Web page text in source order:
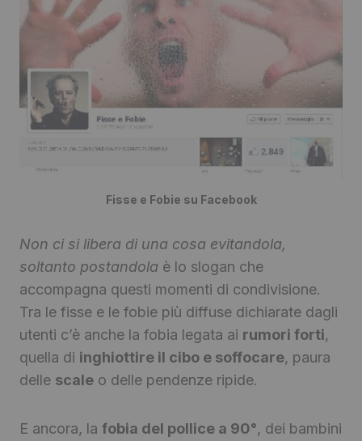
Fisse e Fobie su Facebook
Non ci si libera di una cosa evitandola,
soltanto postandola è lo slogan che
accompagna questi momenti di condivisione.
Tra le fisse e le fobie più diffuse dichiarate dagli
utenti c’è anche la fobia legata ai rumori forti,
quella di inghiottire il cibo e soffocare, paura
delle scale o delle pendenze ripide.
E ancora, la fobia del pollice a 90°, dei bambini